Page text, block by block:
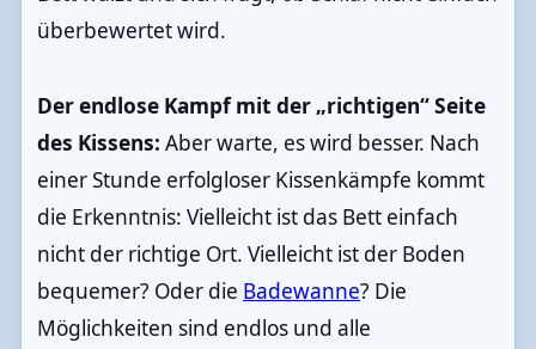
überbewertet wird.
Der endlose Kampf mit der „richtigen“ Seite
des Kissens: Aber warte, es wird besser. Nach
einer Stunde erfolgloser Kissenkämpfe kommt
die Erkenntnis: Vielleicht ist das Bett einfach
nicht der richtige Ort. Vielleicht ist der Boden
bequemer? Oder die Badewanne? Die
Möglichkeiten sind endlos und alle